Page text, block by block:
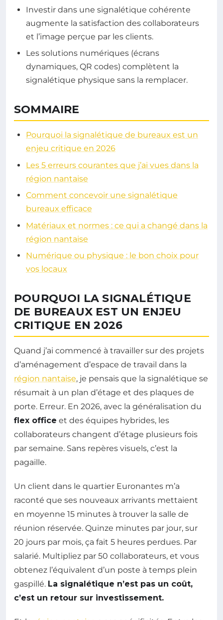
Investir dans une signalétique cohérente
augmente la satisfaction des collaborateurs
et l’image perçue par les clients.
Les solutions numériques (écrans
dynamiques, QR codes) complètent la
signalétique physique sans la remplacer.
SOMMAIRE
Pourquoi la signalétique de bureaux est un
enjeu critique en 2026
Les 5 erreurs courantes que j’ai vues dans la
région nantaise
Comment concevoir une signalétique
bureaux efficace
Matériaux et normes : ce qui a changé dans la
région nantaise
Numérique ou physique : le bon choix pour
vos locaux
POURQUOI LA SIGNALÉTIQUE
DE BUREAUX EST UN ENJEU
CRITIQUE EN 2026
Quand j’ai commencé à travailler sur des projets
d’aménagement d’espace de travail dans la
région nantaise, je pensais que la signalétique se
résumait à un plan d’étage et des plaques de
porte. Erreur. En 2026, avec la généralisation du
flex office et des équipes hybrides, les
collaborateurs changent d’étage plusieurs fois
par semaine. Sans repères visuels, c’est la
pagaille.
Un client dans le quartier Euronantes m’a
raconté que ses nouveaux arrivants mettaient
en moyenne 15 minutes à trouver la salle de
réunion réservée. Quinze minutes par jour, sur
20 jours par mois, ça fait 5 heures perdues. Par
salarié. Multipliez par 50 collaborateurs, et vous
obtenez l’équivalent d’un poste à temps plein
gaspillé. La signalétique n’est pas un coût,
c’est un retour sur investissement.